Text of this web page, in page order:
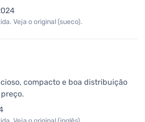
Veja o original (sueco).
compacto e boa distribuição